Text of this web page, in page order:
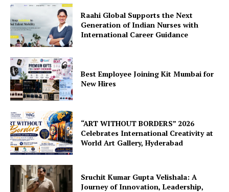
Raahi Global Supports the Next
Generation of Indian Nurses with
International Career Guidance
Best Employee Joining Kit Mumbai for
New Hires
“ART WITHOUT BORDERS” 2026
Celebrates International Creativity at
World Art Gallery, Hyderabad
Sruchit Kumar Gupta Velishala: A
Journey of Innovation, Leadership,